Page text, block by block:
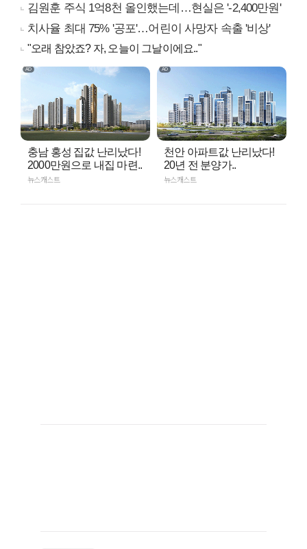
김원훈 주식 1억8천 올인했는데…현실은 '-2,400만원'
치사율 최대 75% '공포'…어린이 사망자 속출 '비상'
"오래 참았죠? 자, 오늘이 그날이에요.."
충남 홍성 집값 난리났다!
2000만원으로 내집 마련..
뉴스캐스트
천안 아파트값 난리났다!
20년 전 분양가..
뉴스캐스트